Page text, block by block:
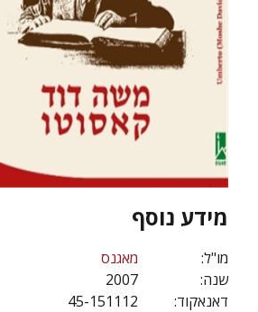
מידע נוסף
מו"ל:
מאגנס
שנה:
2007
דאנאקוד:
45-151112